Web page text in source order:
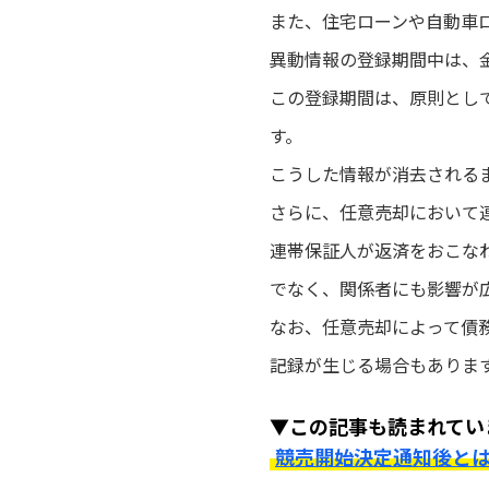
また、住宅ローンや自動
異動情報の登録期間中は、
この登録期間は、原則と
す。
こうした情報が消去され
さらに、任意売却におい
連帯保証人が返済をおこな
でなく、関係者にも影響が
なお、任意売却によって債
記録が生じる場合もありま
▼この記事も読まれて
競売開始決定通知後と